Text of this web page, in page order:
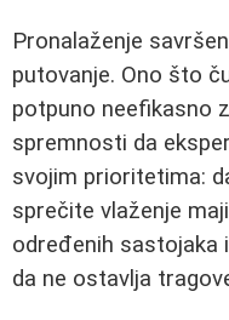
Pronalaženje
putovanje. Ono što
potpuno neefikasno
spremnosti da
svojim prioritetima:
sprečite vlaženje
određenih sastojaka
da ne ostavlja